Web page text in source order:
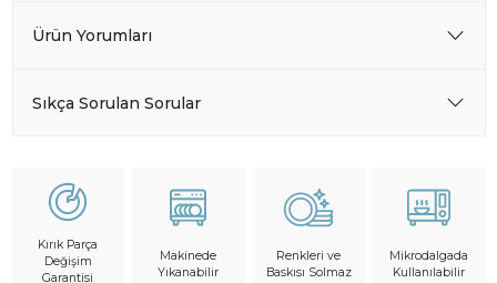
Ürün Yorumları
Sıkça Sorulan Sorular
Kırık Parça
Değişim
Garantisi
Makinede
Yıkanabilir
Renkleri ve
Baskısı Solmaz
Mikrodalgada
Kullanılabilir